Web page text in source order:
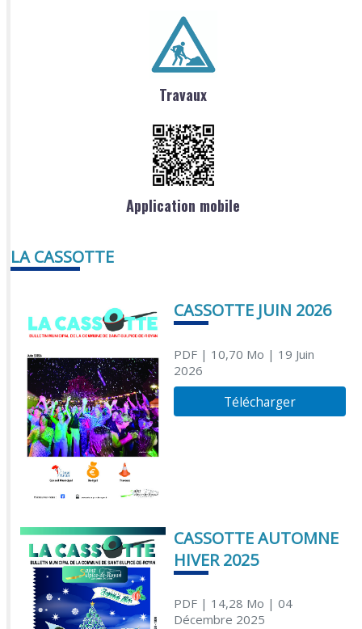
Travaux
Application mobile
LA CASSOTTE
CASSOTTE JUIN 2026
PDF| 10,70 Mo | 19 Juin
2026
Télécharger
CASSOTTE AUTOMNE
HIVER 2025
PDF| 14,28 Mo | 04
Décembre 2025